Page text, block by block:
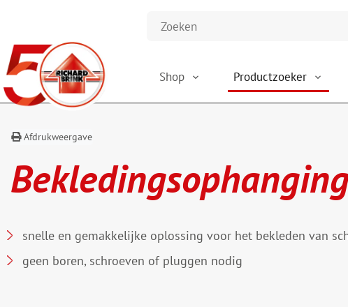
Shop Productzoeker
Afdrukweergave
snelle en gemakkelijke oplossing voor het bekleden van
geen boren, schroeven of pluggen nodig